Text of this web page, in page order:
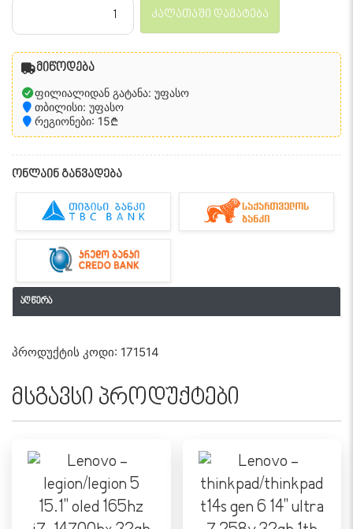
კალათაში დამატება
მიწოდება
ფილიალიდან გატანა: უფასო
თბილისი: უფასო
რეგიონები: 15₾
ონლაინ განვადება
აღწერა
პროდუქტის კოდი: 171514
მსგავსი პროდუქტები